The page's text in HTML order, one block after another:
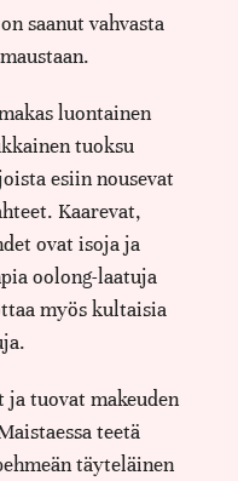
saanut vahvasta
luontainen
tuoksu
esiin nousevat
Kaarevat,
ovat isoja ja
oolong-laatuja
myös kultaisia
tuovat makeuden
teetä
täyteläinen